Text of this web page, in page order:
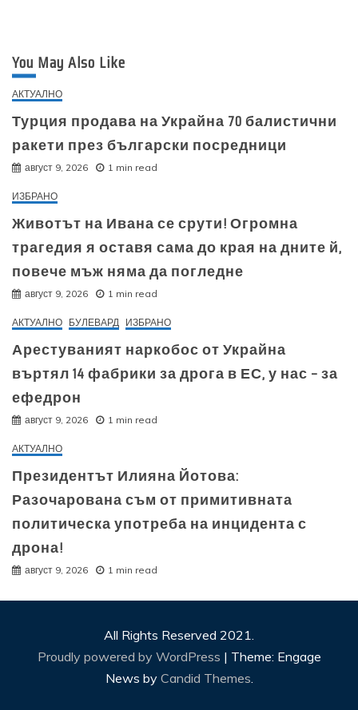
You May Also Like
АКТУАЛНО
Турция продава на Украйна 70 балистични
ракети през български посредници
август 9, 2026 1 min read
ИЗБРАНО
Животът на Ивана се срути! Огромна
трагедия я оставя сама до края на дните й,
повече мъж няма да погледне
август 9, 2026 1 min read
АКТУАЛНО БУЛЕВАРД ИЗБРАНО
Арестуваният наркобос от Украйна
въртял 14 фабрики за дрога в ЕС, у нас – за
ефедрон
август 9, 2026 1 min read
АКТУАЛНО
Президентът Илияна Йотова:
Разочарована съм от примитивната
политическа употреба на инцидента с
дрона!
август 9, 2026 1 min read
All Rights Reserved 2021.
Proudly powered by WordPress | Theme: Engage
News by Candid Themes